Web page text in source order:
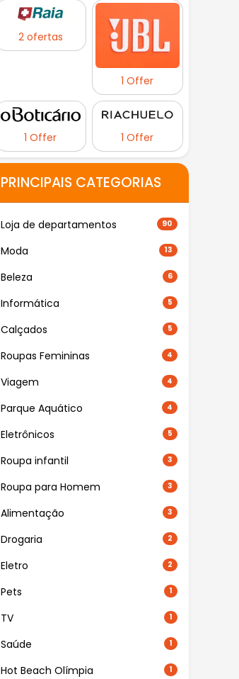
2 ofertas
1 Offer
1 Offer 1 Offer
PRINCIPAIS CATEGORIAS
Loja de departamentos 90
Moda 13
Beleza 6
Informática 5
Calçados 5
Roupas Femininas 4
Viagem 4
Parque Aquático 4
Eletrônicos 5
Roupa infantil 3
Roupa para Homem 3
Alimentação 3
Drogaria 2
Eletro 2
Pets 1
TV 1
Saúde 1
Hot Beach Olímpia 1